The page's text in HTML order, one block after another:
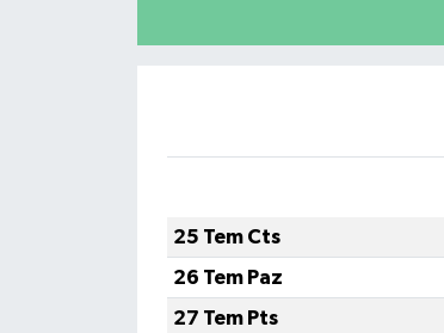
25 Tem Cts
26 Tem Paz
27 Tem Pts